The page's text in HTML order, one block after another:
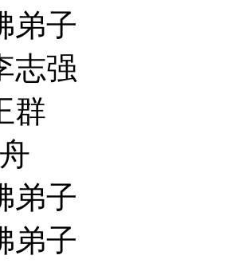
弟子
志强
群
弟子
弟子